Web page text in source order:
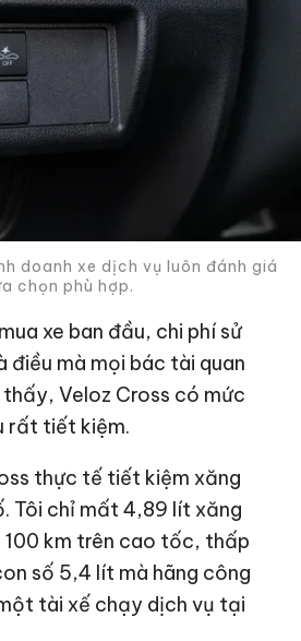
doanh xe dịch vụ luôn đánh giá
chọn phù hợp.
xe ban đầu, chi phí sử
điều mà mọi bác tài quan
Veloz Cross có mức
rất tiết kiệm.
thực tế tiết kiệm xăng
Tôi chỉ mất 4,89 lít xăng
100 km trên cao tốc, thấp
số 5,4 lít mà hãng công
tài xế chạy dịch vụ tại